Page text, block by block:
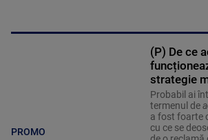
PROMO
(P) De ce
strategie
Probabil ai
termenul de
a fost foarte
cu ce se